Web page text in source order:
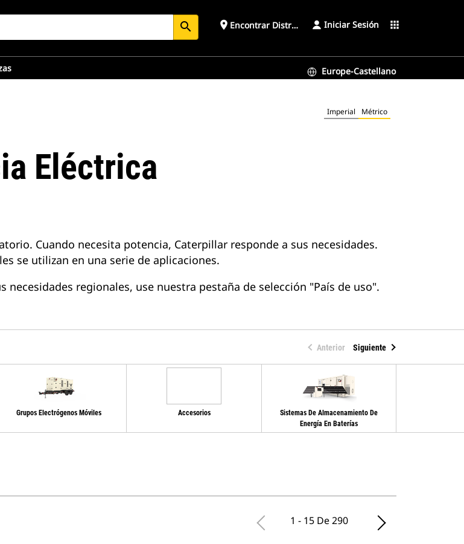
search place Encontrar Distribuidor Iniciar Sesión apps
Europe-Castellano
Imperial Métrico
Eléctrica
Cuando necesita potencia, Caterpillar responde a sus necesidades.
se utilizan en una serie de aplicaciones.
regionales, use nuestra pestaña de selección "País de uso".
Anterior
Grupos Electrógenos Móviles Accesorios
Sistemas De Almacenamiento De
Energía En Baterías
Siguiente
1 - 15 De 290